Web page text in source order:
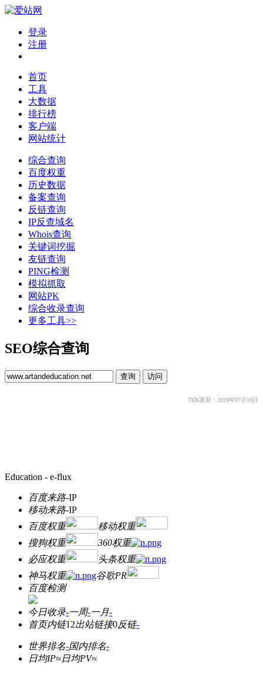
登录
注册
首页
工具
大数据
排行榜
客户端
网站统计
综合查询
百度权重
历史数据
备案查询
反链查询
IP反查域名
Whois查询
关键词挖掘
友链查询
PING检测
模拟抓取
网站PK
综合收录查询
更多工具>>
SEO综合查询
TDK更新：2024年07月16日
Education - e-flux
百度来路-IP
移动来路-IP
百度权重
移动权重
搜狗权重
360权重
必应权重
头条权重
神马权重
谷歌PR
百度检测
今日收录-一周-一月-
首页内链12出站链接0反链-
世界排名-国内排名-
日均IP≈日均PV≈